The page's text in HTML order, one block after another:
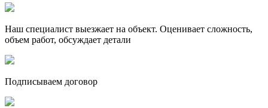
Наш специалист выезжает на объект. Оценивает сложность,
объем работ, обсуждает детали
Подписываем договор